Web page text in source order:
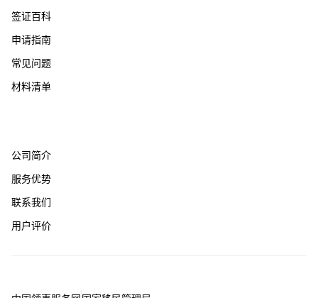
签证百科
申请指南
常见问题
材料清单
公司简介
服务优势
联系我们
用户评价